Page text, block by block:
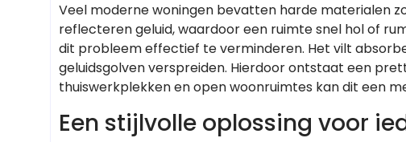
Veel moderne woningen bevatten harde materialen
reflecteren geluid, waardoor een ruimte snel hol of
dit probleem effectief te verminderen. Het vilt
geluidsgolven verspreiden. Hierdoor ontstaat een
thuiswerkplekken en open woonruimtes kan dit een
Een stijlvolle oplossing voor